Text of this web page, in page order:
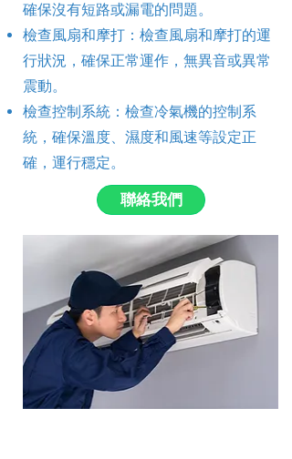
確保沒有短路或漏電的問題。
檢查風扇和摩打：檢查風扇和摩打的運
行狀況，確保正常運作，無異音或異常
震動。
檢查控制系統：檢查冷氣機的控制系
統，確保溫度、濕度和風速等設定正
確，運行穩定。
聯絡我們